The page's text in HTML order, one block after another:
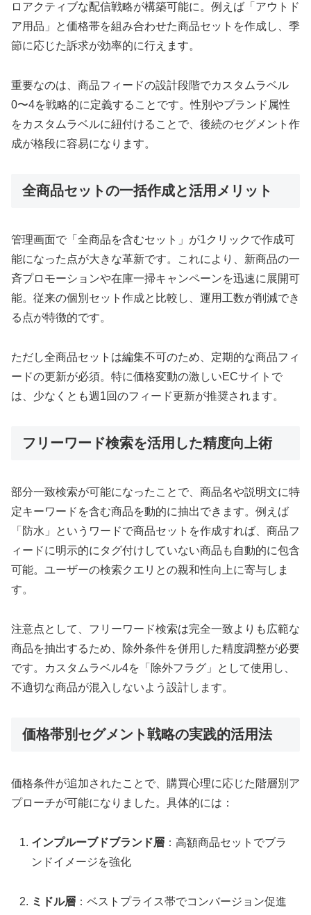
ロアクティブな配信戦略が構築可能に。例えば「アウトド
ア用品」と価格帯を組み合わせた商品セットを作成し、季
節に応じた訴求が効率的に行えます。
重要なのは、商品フィードの設計段階でカスタムラベル
0〜4を戦略的に定義することです。性別やブランド属性
をカスタムラベルに紐付けることで、後続のセグメント作
成が格段に容易になります。
全商品セットの一括作成と活用メリット
管理画面で「全商品を含むセット」が1クリックで作成可
能になった点が大きな革新です。これにより、新商品の一
斉プロモーションや在庫一掃キャンペーンを迅速に展開可
能。従来の個別セット作成と比較し、運用工数が削減でき
る点が特徴的です。
ただし全商品セットは編集不可のため、定期的な商品フィ
ードの更新が必須。特に価格変動の激しいECサイトで
は、少なくとも週1回のフィード更新が推奨されます。
フリーワード検索を活用した精度向上術
部分一致検索が可能になったことで、商品名や説明文に特
定キーワードを含む商品を動的に抽出できます。例えば
「防水」というワードで商品セットを作成すれば、商品フ
ィードに明示的にタグ付けしていない商品も自動的に包含
可能。ユーザーの検索クエリとの親和性向上に寄与しま
す。
注意点として、フリーワード検索は完全一致よりも広範な
商品を抽出するため、除外条件を併用した精度調整が必要
です。カスタムラベル4を「除外フラグ」として使用し、
不適切な商品が混入しないよう設計します。
価格帯別セグメント戦略の実践的活用法
価格条件が追加されたことで、購買心理に応じた階層別ア
プローチが可能になりました。具体的には：
インプルーブドブランド層 ：高額商品セットでブラ
ンドイメージを強化
ミドル層 ：ベストプライス帯でコンバージョン促進